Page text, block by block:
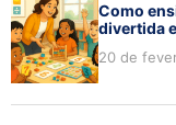
Como
divertida
20 de